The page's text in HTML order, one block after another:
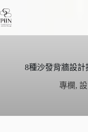
至
8種沙發背牆設計
專欄,